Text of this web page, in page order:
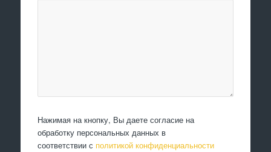
Нажимая на кнопку, Вы даете согласие на
обработку персональных данных в
соответствии с политикой конфиденциальности